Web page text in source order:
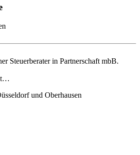
Steuerberater in Partnerschaft mbB.
und Oberhausen